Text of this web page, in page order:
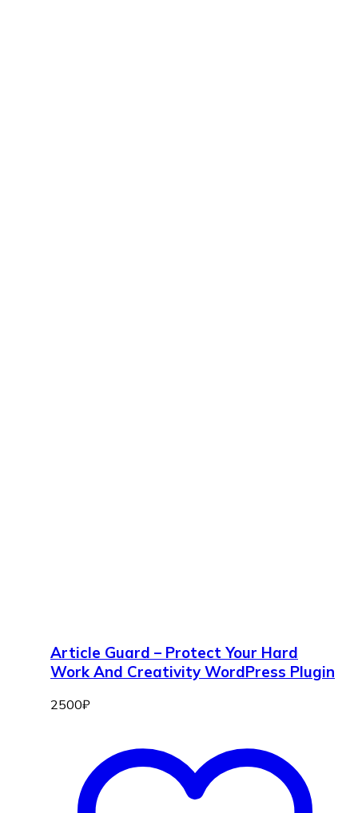
Article Guard – Protect Your Hard
Work And Creativity WordPress Plugin
2500₽